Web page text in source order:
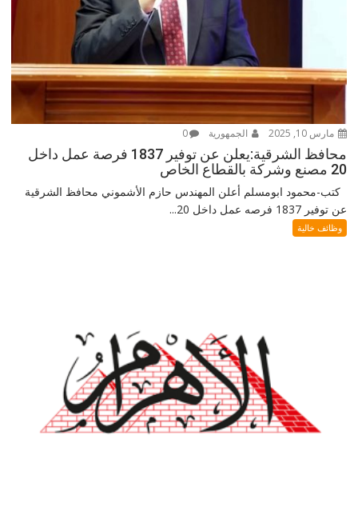
مارس 10, 2025 الجمهورية 0
محافظ الشرقية:يعلن عن توفير 1837 فرصة عمل داخل
20 مصنع وشركة بالقطاع الخاص
كتب-محمود ابومسلم أعلن المهندس حازم الأشموني محافظ الشرقية
عن توفير 1837 فرصه عمل داخل 20...
وظائف خالية